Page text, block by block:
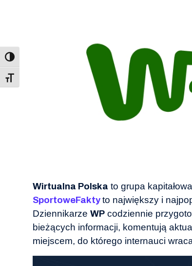
Toggle Font size
Wirtualna Polska to grupa
SportoweFakty to największy i
Dziennikarze WP codziennie
bieżących informacji, komentują
miejscem, do którego internauci